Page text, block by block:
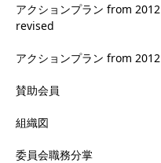
アクションプラン from 2012
revised
アクションプラン from 2012
賛助会員
組織図
委員会職務分掌